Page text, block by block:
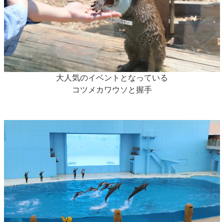
大人気のイベントとなっている
コツメカワウソと握手